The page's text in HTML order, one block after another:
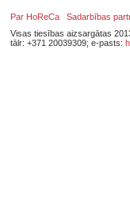
Par HoReCa
Sadarbības
Visas tiesības aizsargātas
tālr: +371 20039309; e-pasts: